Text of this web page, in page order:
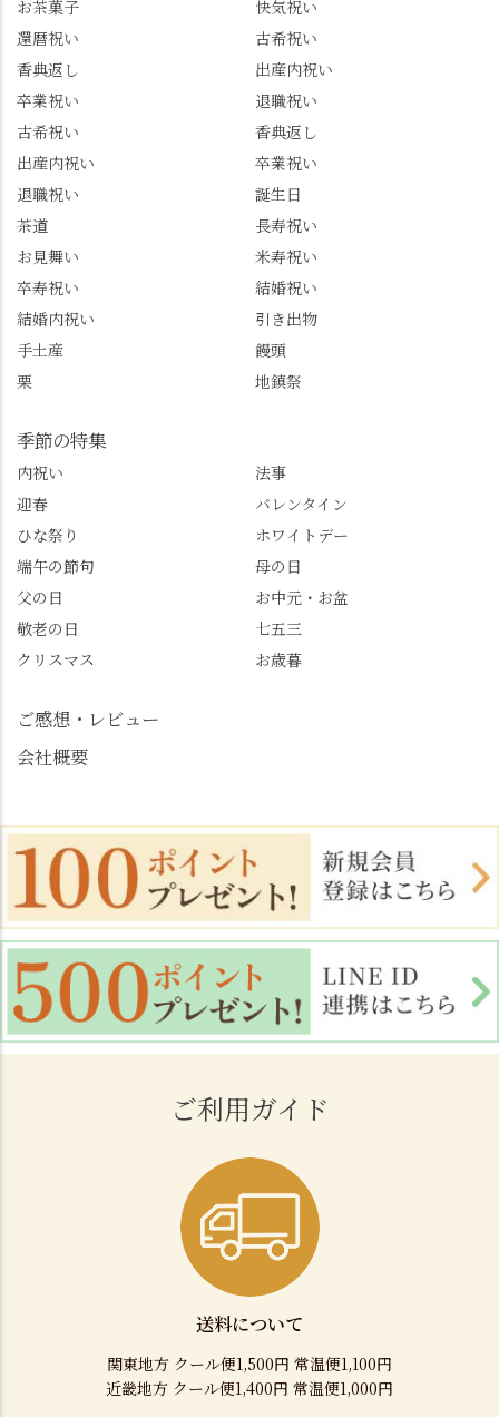
グルメをメインに発
信。お店選びの参考な
どにご利用いただける
の情報を詳しく知りた
い人は、下記アカウン
トもあわせてチェック
@sense_nagaokakyo 長岡
京市観光協会
@nagaokakyo_tourism ふ
@furufuru_nagaokakyo
物価の値上がりが激し
で🎁最後の最後まで"お
もてなし"の心を教えて
いただきました。 プロ
ドライバーならではの
ルート取り、駐車場事
情、お客様を飽きさせ
ない語り口…。楽しみ
ながら学びっぱなしの
のガイド活動にしっか
り活かしていきます💪
西山、ほんまにええと
こです。次はあなたを
🚕✨ #京都西山旅感 #京
都西山 #おもてなしタク
こごろ #勝持寺 #正法寺
#善峯寺 #あじさい #あ
じさい供養 #遊龍の松 #
清竹 #なかの邸 #小倉山
荘 #京都観光 #西京区 #
大原野
お茶菓子
快気祝い
還暦祝い
古希祝い
香典返し
出産内祝い
卒業祝い
退職祝い
古希祝い
香典返し
出産内祝い
卒業祝い
退職祝い
誕生日
茶道
長寿祝い
お見舞い
米寿祝い
卒寿祝い
結婚祝い
結婚内祝い
引き出物
手土産
饅頭
栗
地鎮祭
季節の特集
内祝い
法事
迎春
バレンタイン
ひな祭り
ホワイトデー
端午の節句
母の日
父の日
お中元・お盆
敬老の日
七五三
クリスマス
お歳暮
ご感想・レビュー
会社概要
ご利用ガイド
送料について
関東地方 クール便1,500円 常温便1,100円
近畿地方 クール便1,400円 常温便1,000円